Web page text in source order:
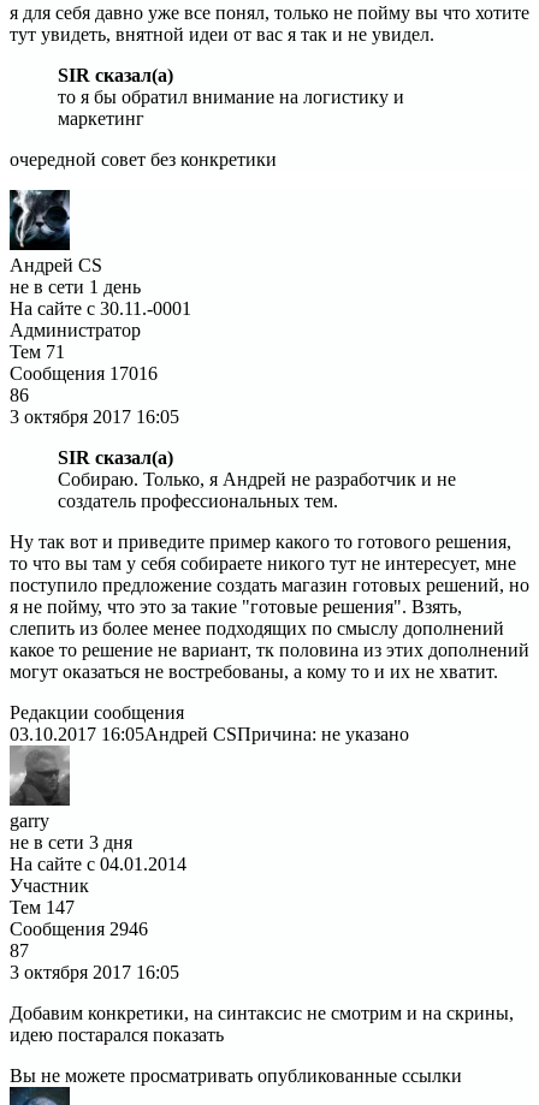
я для себя давно уже все понял, только не пойму вы что хотите
тут увидеть, внятной идеи от вас я так и не увидел.
SIR сказал(а)
то я бы обратил внимание на логистику и
маркетинг
очередной совет без конкретики
Андрей CS
не в сети 1 день
На сайте с 30.11.-0001
Администратор
Тем 71
Сообщения 17016
86
3 октября 2017 16:05
SIR сказал(а)
Собираю. Только, я Андрей не разработчик и не
создатель профессиональных тем.
Ну так вот и приведите пример какого то готового решения,
то что вы там у себя собираете никого тут не интересует, мне
поступило предложение создать магазин готовых решений, но
я не пойму, что это за такие "готовые решения". Взять,
слепить из более менее подходящих по смыслу дополнений
какое то решение не вариант, тк половина из этих дополнений
могут оказаться не востребованы, а кому то и их не хватит.
Редакции сообщения
03.10.2017 16:05Андрей CSПричина: не указано
garry
не в сети 3 дня
На сайте с 04.01.2014
Участник
Тем 147
Сообщения 2946
87
3 октября 2017 16:05
Добавим конкретики, на синтаксис не смотрим и на скрины,
идею постарался показать
Вы не можете просматривать опубликованные ссылки